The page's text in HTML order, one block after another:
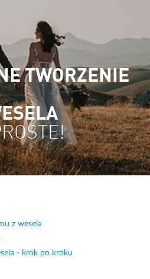
TWORZENIE
z wesela
- krok po kroku